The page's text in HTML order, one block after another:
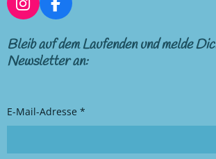
I
n
s
t
a
a
F
a
c
e
b
k
Bleib auf dem Laufenden und melde
Newsletter an:
E-Mail-Adresse *